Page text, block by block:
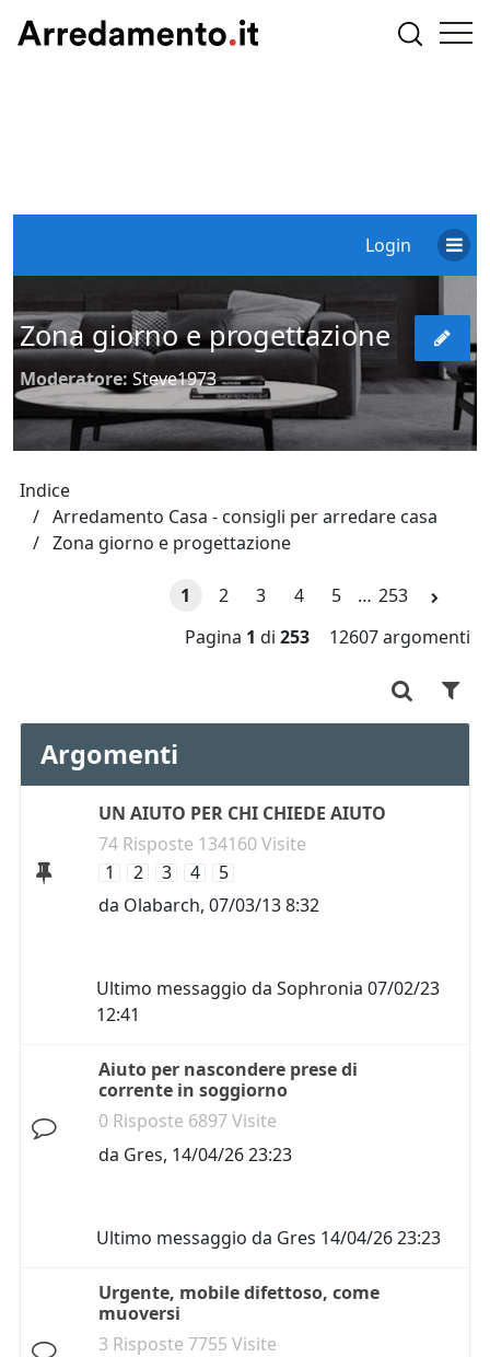
Login
Zona giorno e progettazione
Moderatore:Steve1973
Indice
Arredamento Casa - consigli per arredare casa
Zona giorno e progettazione
1 2 3 4 5 … 253
Pagina 1 di 253 12607 argomenti
Argomenti
UN AIUTO PER CHI CHIEDE AIUTO
74 Risposte 134160 Visite
1
2 3 4
5
da Olabarch, 07/03/13 8:32
Ultimo messaggio da Sophronia 07/02/23
12:41
Aiuto per nascondere prese di
corrente in soggiorno
0 Risposte 6897 Visite
da Gres, 14/04/26 23:23
Ultimo messaggio da Gres 14/04/26 23:23
Urgente, mobile difettoso, come
muoversi
3 Risposte 7755 Visite